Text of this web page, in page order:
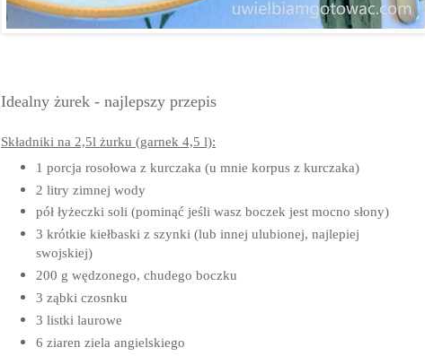
Idealny żurek - najlepszy przepis
Składniki na 2,5l żurku (garnek 4,5 l):
1 porcja rosołowa z kurczaka (u mnie korpus z kurczaka)
2 litry zimnej wody
pół łyżeczki soli (pominąć jeśli wasz boczek jest mocno słony)
3 krótkie kiełbaski z szynki (lub innej ulubionej, najlepiej
swojskiej)
200 g wędzonego, chudego boczku
3 ząbki czosnku
3 listki laurowe
6 ziaren ziela angielskiego